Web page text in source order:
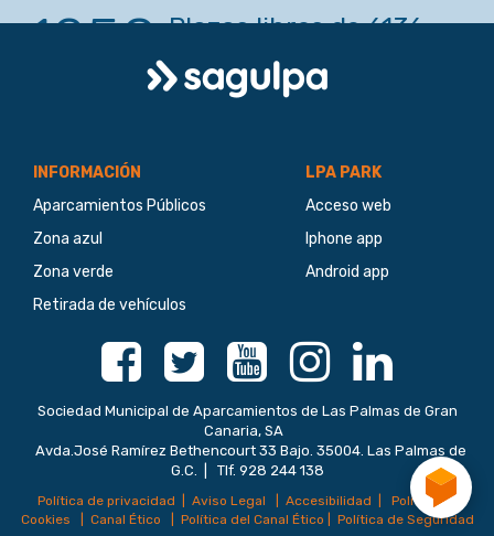
1250 Plazas libres de6136
%
Logo
Sagulpa
INFORMACIÓN
Aparcamientos Públicos
Zona azul
Zona verde
Retirada de vehículos
LPA PARK
Acceso web
Iphone app
Android app
Facebook Twitter Youtube Instagram Linkedin
Sociedad Municipal de Aparcamientos de Las Palmas de Gran
Canaria, SA
Avda.José Ramírez Bethencourt 33 Bajo. 35004. Las Palmas de
G.C. | Tlf. 928 244 138
Política de privacidad Aviso Legal Accesibilidad
Política de
Cookies
Canal Ético Política del Canal Ético Política de Seguridad